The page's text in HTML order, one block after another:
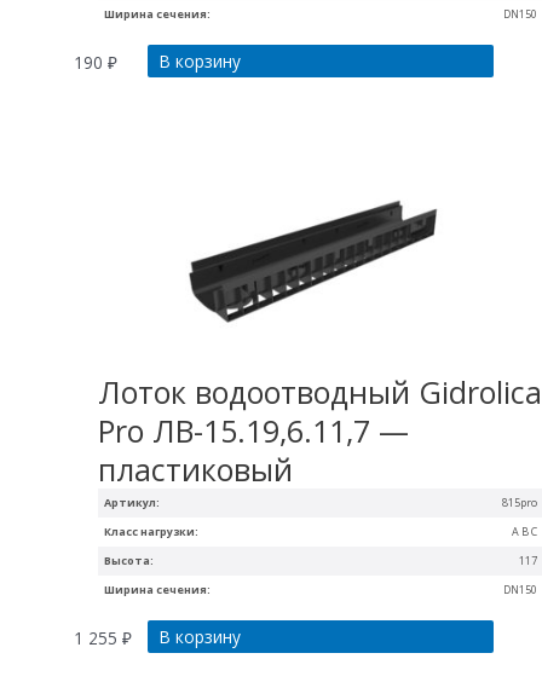
Ширина сечения: DN150
190₽ В корзину
Артикул: 815pro
Ширина сечения: DN150
Высота: 117
Класс нагрузки: A B C
Лоток водоотводный Gidrolica
Pro ЛВ-15.19,6.11,7 —
пластиковый
1 255₽ В корзину